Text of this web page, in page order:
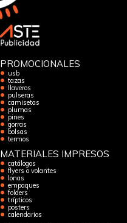
PROMOCIONALES
usb
tazas
llaveros
pulseras
camisetas
plumas
pines
gorras
bolsas
termos
MATERIALES IMPRESOS
catálogos
flyers o volantes
lonas
empaques
folders
trípticos
posters
calendarios